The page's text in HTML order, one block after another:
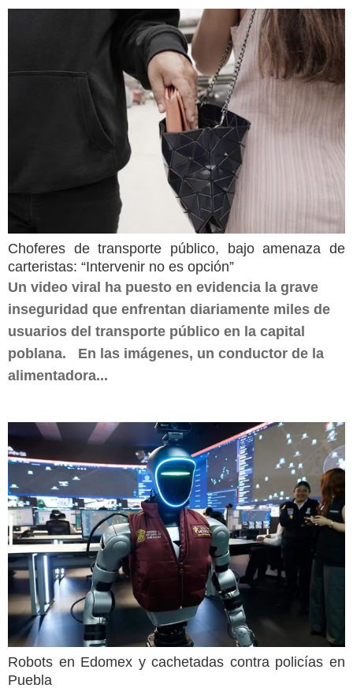
Choferes de transporte público, bajo amenaza de
carteristas: “Intervenir no es opción”
Un video viral ha puesto en evidencia la grave
inseguridad que enfrentan diariamente miles de
usuarios del transporte público en la capital
poblana. En las imágenes, un conductor de la
alimentadora...
Robots en Edomex y cachetadas contra policías en
Puebla